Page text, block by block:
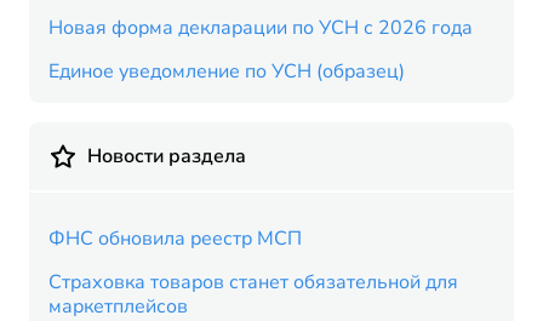
Новая форма декларации по УСН с 2026 года
Единое уведомление по УСН (образец)
Новости раздела
ФНС обновила реестр МСП
Страховка товаров станет обязательной для
маркетплейсов